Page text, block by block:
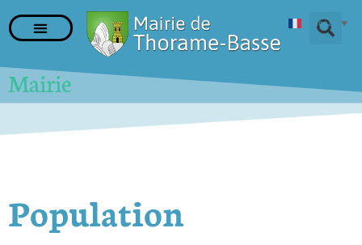
Mairie
Population
Français ▼